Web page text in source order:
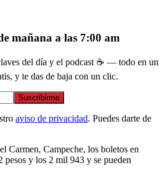
mañana a las 7:00 am
del día y el podcast ☕ — todo en un
y te das de baja con un clic.
Suscribirme
aviso de privacidad. Puedes darte de
Carmen, Campeche, los boletos en
pesos y los 2 mil 943 y se pueden